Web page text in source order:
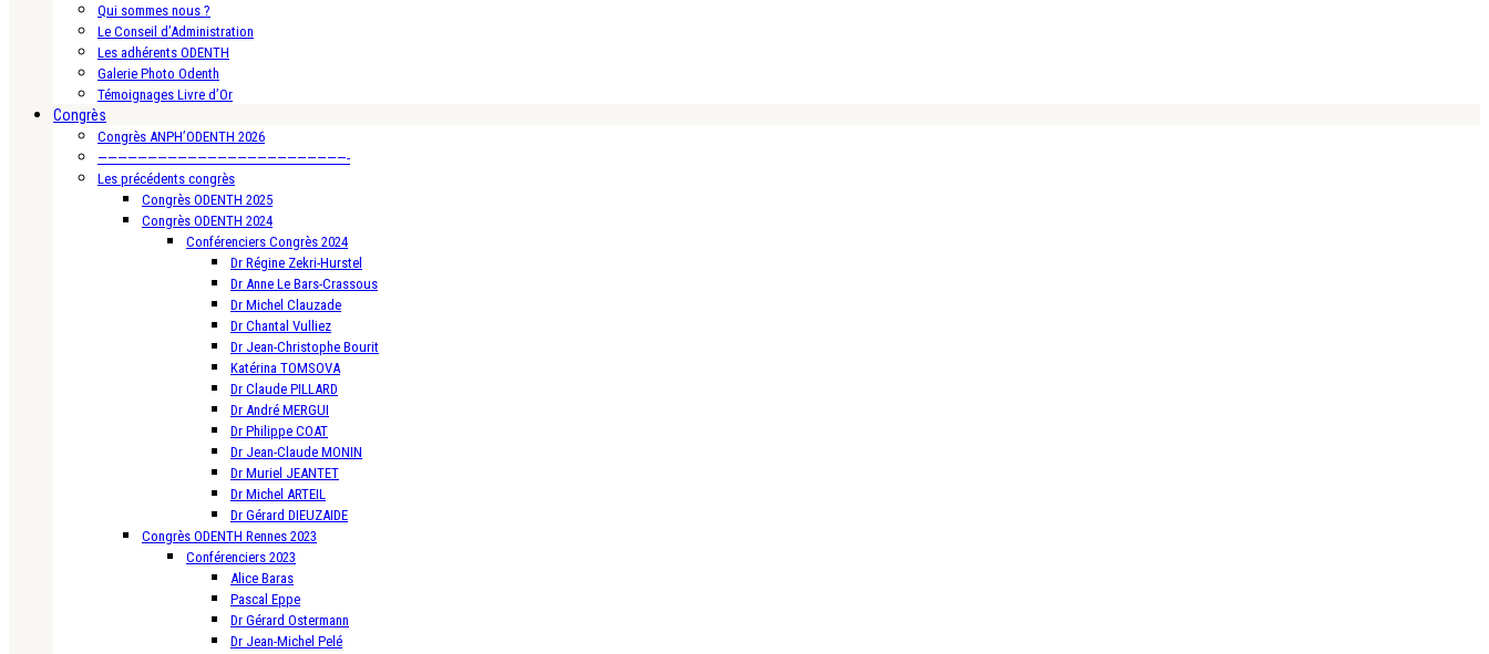
Qui sommes nous ?
Le Conseil d’Administration
Les adhérents ODENTH
Galerie Photo Odenth
Témoignages Livre d’Or
Congrès
Congrès ANPH’ODENTH 2026
—————————————————————————-
Les précédents congrès
Congrès ODENTH 2025
Congrès ODENTH 2024
Conférenciers Congrès 2024
Dr Régine Zekri-Hurstel
Dr Anne Le Bars-Crassous
Dr Michel Clauzade
Dr Chantal Vulliez
Dr Jean-Christophe Bourit
Katérina TOMSOVA
Dr Claude PILLARD
Dr André MERGUI
Dr Philippe COAT
Dr Jean-Claude MONIN
Dr Muriel JEANTET
Dr Michel ARTEIL
Dr Gérard DIEUZAIDE
Congrès ODENTH Rennes 2023
Conférenciers 2023
Alice Baras
Pascal Eppe
Dr Gérard Ostermann
Dr Jean-Michel Pelé